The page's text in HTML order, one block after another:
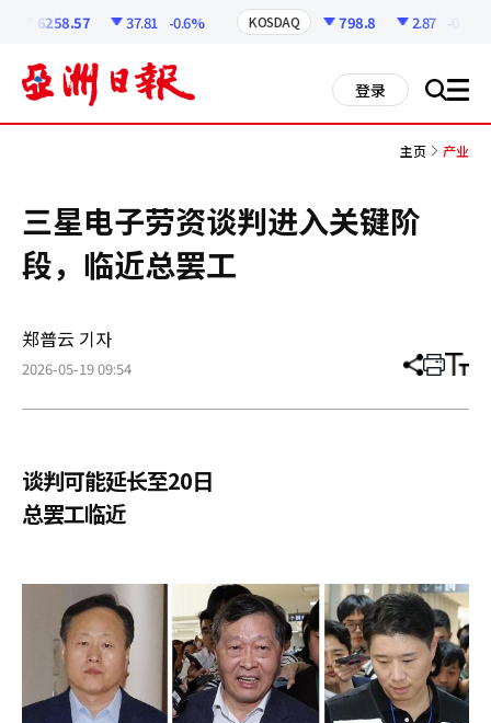
6258.57 37.81 -0.6% KOSDAQ 798.8 2.87 -0.36%
登录 搜 all
主页 产业
三星电子劳资谈判进入关键阶
段，临近总罢工
郑普云 기자
2026-05-19 09:54 分
章
打 调
小
谈判可能延长至20日
总罢工临近